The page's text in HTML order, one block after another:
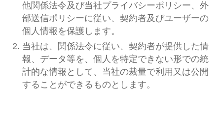
他関係法令及び当社プライバシーポリシー、外
部送信ポリシーに従い、契約者及びユーザーの
個人情報を保護します。
当社は、関係法令に従い、契約者が提供した情
報、データ等を、個人を特定できない形での統
計的な情報として、当社の裁量で利用又は公開
することができるものとします。